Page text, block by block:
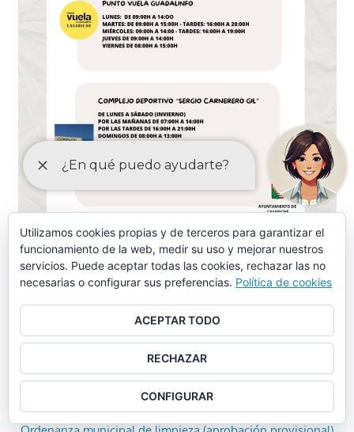
ORDENANZAS MAYO-2024
otros servicios similares (aprobación provisional)
Ordenanza piscina municipal, instalaciones deportivas y
otros servicios similares (tasas)
Utilizamos cookies propias y de terceros para garantizar el
funcionamiento de la web, medir su uso y mejorar nuestros
servicios. Puede aceptar todas las cookies, rechazar las no
necesarias o configurar sus preferencias. Política de cookies
ACEPTAR TODO
RECHAZAR
CONFIGURAR